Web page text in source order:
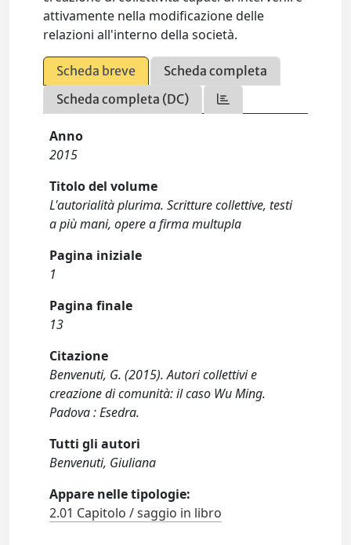
attivamente nella modificazione delle
relazioni all'interno della società.
Scheda breve
Scheda completa
Scheda completa (DC)
Anno
2015
Titolo del volume
L'autorialità plurima. Scritture collettive, testi
a più mani, opere a firma multupla
Pagina iniziale
1
Pagina finale
13
Citazione
Benvenuti, G. (2015). Autori collettivi e
creazione di comunità: il caso Wu Ming.
Padova : Esedra.
Tutti gli autori
Benvenuti, Giuliana
Appare nelle tipologie:
2.01 Capitolo / saggio in libro